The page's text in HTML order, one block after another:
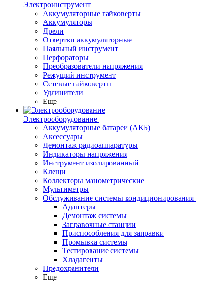
Электроинструмент
Аккумуляторные гайковерты
Аккумуляторы
Дрели
Отвертки аккумуляторные
Паяльный инструмент
Перфораторы
Преобразователи напряжения
Режущий инструмент
Сетевые гайковерты
Удлинители
Еще
Электрооборудование
Аккумуляторные батареи (АКБ)
Аксессуары
Демонтаж радиоаппаратуры
Индикаторы напряжения
Инструмент изолированный
Клещи
Коллекторы манометрические
Мультиметры
Обслуживание системы кондиционирования
Адаптеры
Демонтаж системы
Заправочные станции
Приспособления для заправки
Промывка системы
Тестирование системы
Хладагенты
Предохранители
Еще